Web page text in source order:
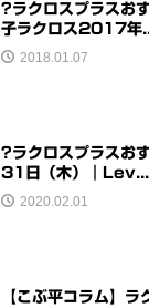
?ラクロスプラスお
子ラクロス2017年
2018.01.07
?ラクロスプラスお
31日（木）｜Lev...
2020.02.01
【こぶ平コラム】